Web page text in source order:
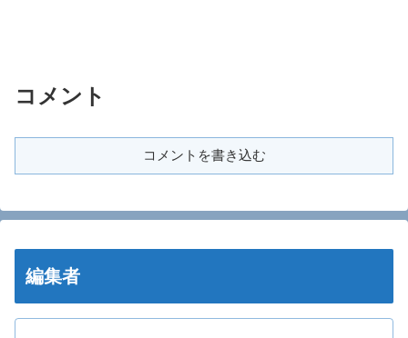
コメント
コメントを書き込む
編集者